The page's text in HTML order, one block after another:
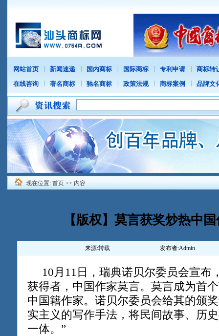
网站首页 新闻速递 国内商标 国际商标 专利申请
商标转
在线咨询
著名商标 驰名商标 政策法规 商标案例 品牌文
现在位置: 首页 >> 内容
【版权】莫言获奖炒热中
来源:转载 发布者:Admin
10月11日，瑞典诺贝尔委员会宣布
获得者，中国作家莫言。莫言成为首
中国籍作家。诺贝尔委员会给其的颁
实主义的写作手法，将民间故事、历
一体。”